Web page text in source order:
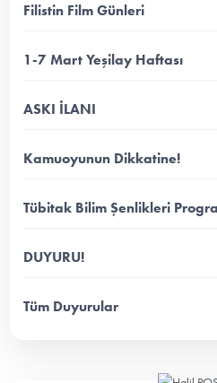
Filistin Film Günleri
1-7 Mart Yeşilay Haftası
ASKI İLANI
Kamuoyunun Dikkatine!
Tübitak Bilim Şenlikleri
DUYURU!
Tüm Duyurular